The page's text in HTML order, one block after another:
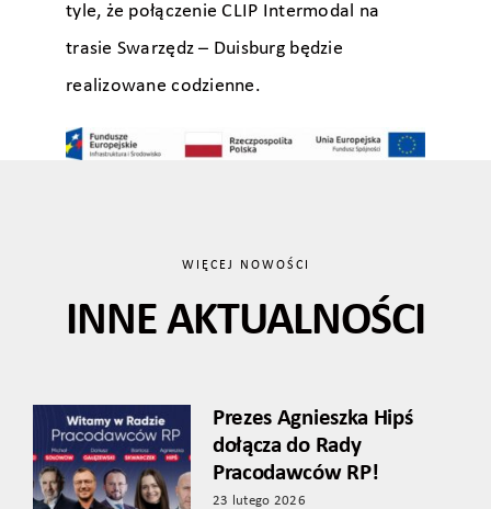
tyle, że połączenie CLIP Intermodal na
trasie Swarzędz – Duisburg będzie
realizowane codzienne.
WIĘCEJ NOWOŚCI
INNE AKTUALNOŚCI
Prezes Agnieszka Hipś
dołącza do Rady
Pracodawców RP!
23 lutego 2026